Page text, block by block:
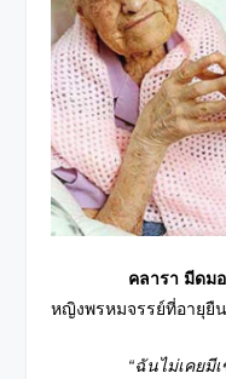
คลารา มีดม
หญิงพรหมจรรย์ที่อายุยื
“ฉันไม่เคยมี